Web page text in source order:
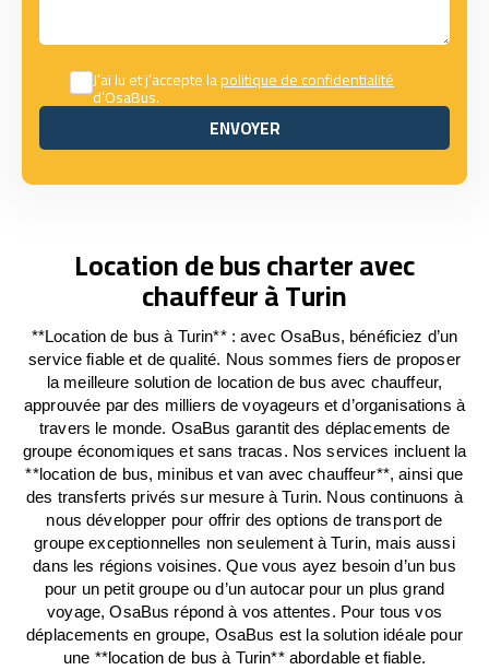
J’ai lu et j’accepte lapolitique de confidentialité
d’OsaBus.
ENVOYER
ENVOYER
Location de bus charter avec
chauffeur à Turin
**Location de bus à Turin** : avec OsaBus, bénéficiez d’un
service fiable et de qualité. Nous sommes fiers de proposer
la meilleure solution de location de bus avec chauffeur,
approuvée par des milliers de voyageurs et d’organisations à
travers le monde. OsaBus garantit des déplacements de
groupe économiques et sans tracas. Nos services incluent la
**location de bus, minibus et van avec chauffeur**, ainsi que
des transferts privés sur mesure à Turin. Nous continuons à
nous développer pour offrir des options de transport de
groupe exceptionnelles non seulement à Turin, mais aussi
dans les régions voisines. Que vous ayez besoin d’un bus
pour un petit groupe ou d’un autocar pour un plus grand
voyage, OsaBus répond à vos attentes. Pour tous vos
déplacements en groupe, OsaBus est la solution idéale pour
une **location de bus à Turin** abordable et fiable.